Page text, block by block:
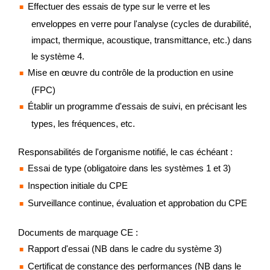
Effectuer des essais de type sur le verre et les
enveloppes en verre pour l'analyse (cycles de durabilité,
impact, thermique, acoustique, transmittance, etc.) dans
le système 4.
Mise en œuvre du contrôle de la production en usine
(FPC)
Établir un programme d'essais de suivi, en précisant les
types, les fréquences, etc.
Responsabilités de l'organisme notifié, le cas échéant :
Essai de type (obligatoire dans les systèmes 1 et 3)
Inspection initiale du CPE
Surveillance continue, évaluation et approbation du CPE
Documents de marquage CE :
Rapport d'essai (NB dans le cadre du système 3)
Certificat de constance des performances (NB dans le